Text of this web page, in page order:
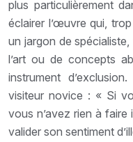
plus particulièrement
éclairer l’œuvre qui,
un jargon de
l’art ou de concepts
instrument
visiteur novice : « Si
vous n’avez rien à faire
valider son sentiment